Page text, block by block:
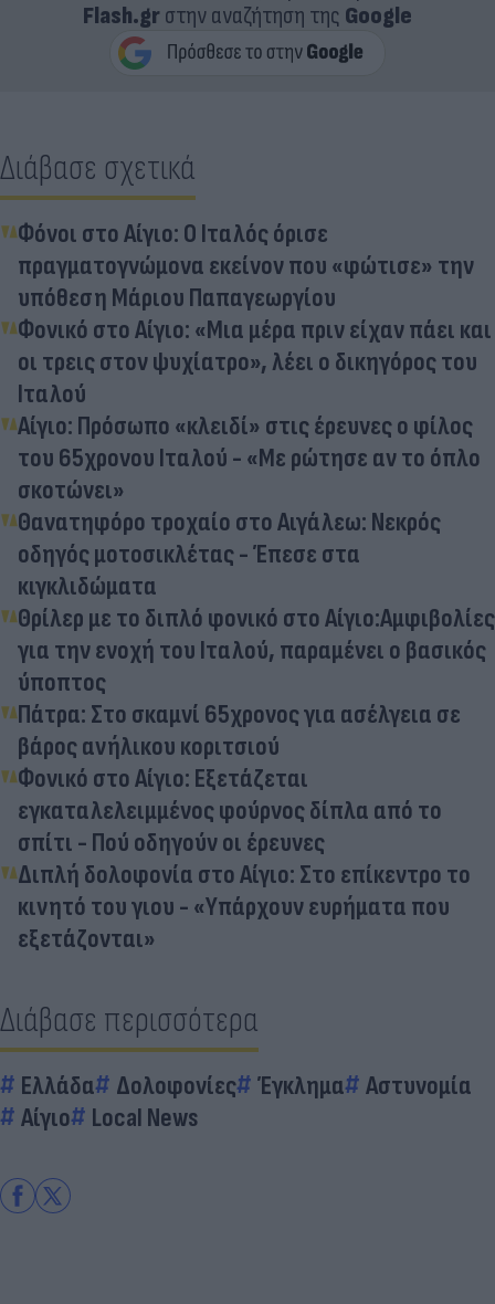
Flash.grστην αναζήτηση της Google
Διάβασε σχετικά
Φόνοι στο Αίγιο: Ο Ιταλός όρισε
πραγματογνώμονα εκείνον που «φώτισε» την
υπόθεση Μάριου Παπαγεωργίου
Φονικό στο Αίγιο: «Μια μέρα πριν είχαν πάει και
οι τρεις στον ψυχίατρο», λέει ο δικηγόρος του
Ιταλού
Αίγιο: Πρόσωπο «κλειδί» στις έρευνες ο φίλος
του 65χρονου Ιταλού - «Με ρώτησε αν το όπλο
σκοτώνει»
Θανατηφόρο τροχαίο στο Αιγάλεω: Νεκρός
οδηγός μοτοσικλέτας - Έπεσε στα
κιγκλιδώματα
Θρίλερ με το διπλό φονικό στο Αίγιο:Αμφιβολίες
για την ενοχή του Ιταλού, παραμένει ο βασικός
ύποπτος
Πάτρα: Στο σκαμνί 65χρονος για ασέλγεια σε
βάρος ανήλικου κοριτσιού
Φονικό στο Αίγιο: Εξετάζεται
εγκαταλελειμμένος φούρνος δίπλα από το
σπίτι - Πού οδηγούν οι έρευνες
Διπλή δολοφονία στο Αίγιο: Στο επίκεντρο το
κινητό του γιου - «Υπάρχουν ευρήματα που
εξετάζονται»
Διάβασε περισσότερα
Ελλάδα Δολοφονίες Έγκλημα
Αστυνομία
Αίγιο
Local News